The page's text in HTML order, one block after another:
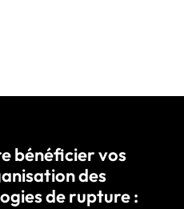
bénéficier vos
des
de rupture :